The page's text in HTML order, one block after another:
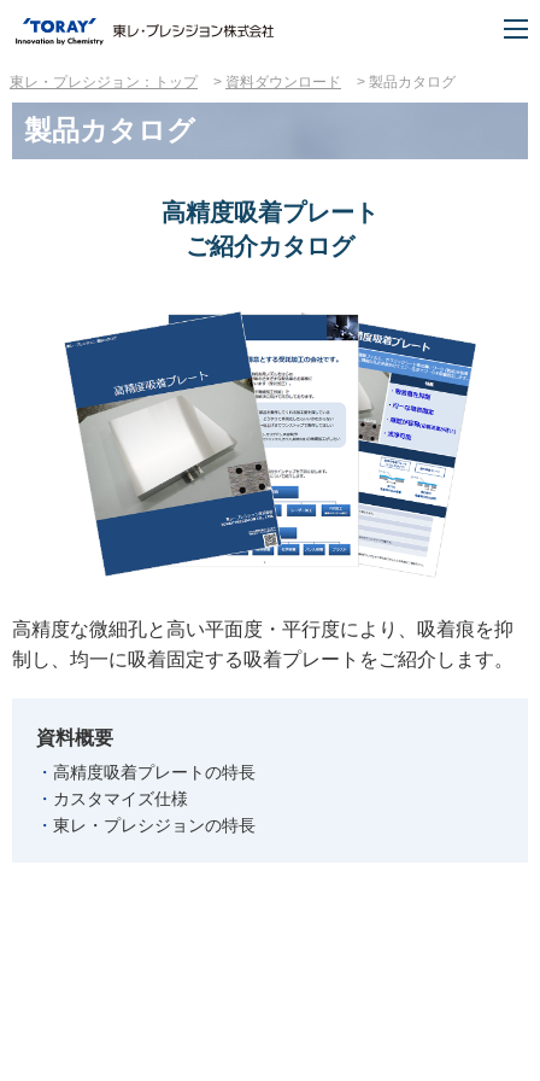
東レ・プレシジョン：トップ 資料ダウンロード 製品カタログ
製品カタログ
高精度吸着プレート
ご紹介カタログ
高精度な微細孔と高い平面度・平行度により、吸着痕を抑
制し、均一に吸着固定する吸着プレートをご紹介します。
資料概要
高精度吸着プレートの特長
カスタマイズ仕様
東レ・プレシジョンの特長